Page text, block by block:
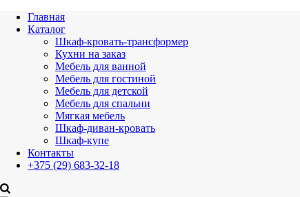
Главная
Каталог
Шкаф-кровать-трансформер
Кухни на заказ
Мебель для ванной
Мебель для гостиной
Мебель для детской
Мебель для спальни
Мягкая мебель
Шкаф-диван-кровать
Шкаф-купе
Контакты
+375 (29) 683-32-18